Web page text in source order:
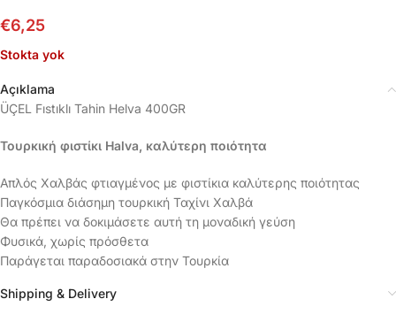
€6,25
Stokta yok
Açıklama
ÜÇEL Fıstıklı Tahin Helva 400GR
Τουρκική φιστίκι Halva, καλύτερη ποιότητα
Απλός Χαλβάς φτιαγμένος με φιστίκια καλύτερης ποιότητας
Παγκόσμια διάσημη τουρκική Ταχίνι Χαλβά
Θα πρέπει να δοκιμάσετε αυτή τη μοναδική γεύση
Φυσικά, χωρίς πρόσθετα
Παράγεται παραδοσιακά στην Τουρκία
Shipping & Delivery